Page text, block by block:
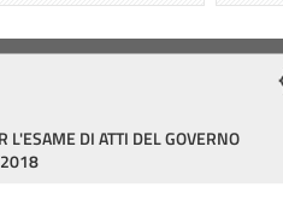
L'ESAME DI ATTI DEL GOVERNO